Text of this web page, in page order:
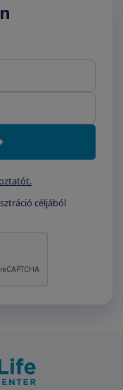
céljából